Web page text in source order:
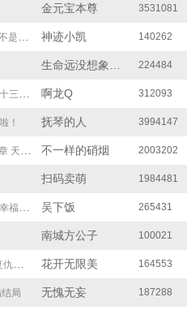
金元宝本尊 3531081
局） 神迹小凯 140262
224484
终章 啊龙Q 312093
！ 抚琴的人 3994147
大结局） 不一样的硝烟 2003202
扫码卖萌 1984481
结局） 吴下饭 265431
南城方公子 100021
） 花开无限美 164553
局 无愧无妄 187288